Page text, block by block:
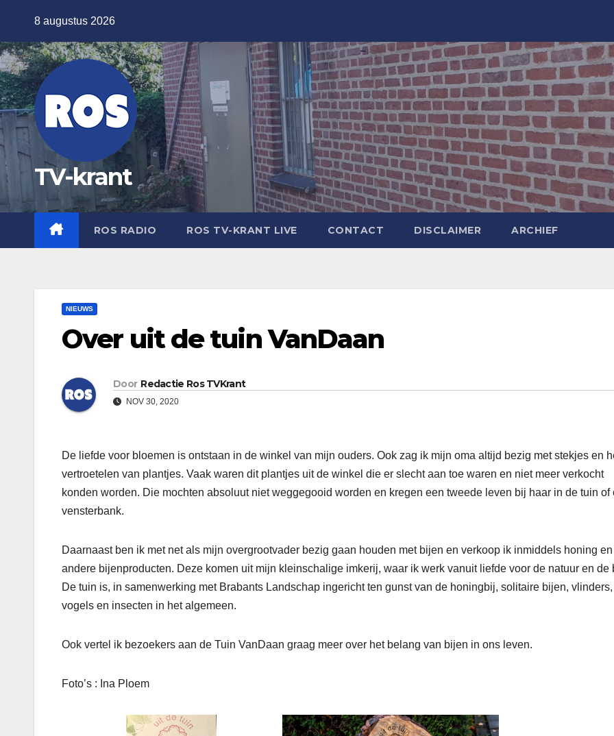
de
inhoud
8 augustus 2026
TV-krant
ROS RADIO ROS TV-KRANT LIVE CONTACT DISCLAIMER ARCHIEF
NIEUWS
Over uit de tuin VanDaan
Door Redactie Ros TVKrant
NOV 30, 2020
De liefde voor bloemen is ontstaan in de winkel van mijn ouders. Ook zag ik mijn oma altijd bezig met stekjes en
vertroetelen van plantjes. Vaak waren dit plantjes uit de winkel die er slecht aan toe waren en niet meer verkocht
konden worden. Die mochten absoluut niet weggegooid worden en kregen een tweede leven bij haar in de tuin of
vensterbank.
Daarnaast ben ik met net als mijn overgrootvader bezig gaan houden met bijen en verkoop ik inmiddels honing en
andere bijenproducten. Deze komen uit mijn kleinschalige imkerij, waar ik werk vanuit liefde voor de natuur en de
De tuin is, in samenwerking met Brabants Landschap ingericht ten gunst van de honingbij, solitaire bijen, vlinders,
vogels en insecten in het algemeen.
Ook vertel ik bezoekers aan de Tuin VanDaan graag meer over het belang van bijen in ons leven.
Foto’s : Ina Ploem